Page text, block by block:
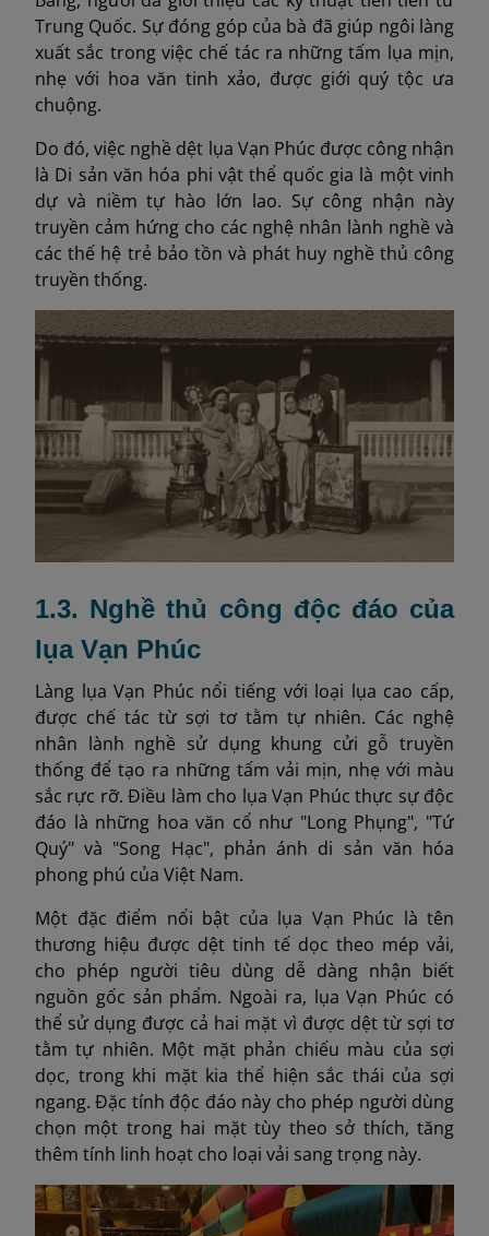
Trung Quốc. Sự đóng góp của bà đã giúp ngôi làng
xuất sắc trong việc chế tác ra những tấm lụa mịn,
nhẹ với hoa văn tinh xảo, được giới quý tộc ưa
chuộng.
Do đó, việc nghề dệt lụa Vạn Phúc được công nhận
là Di sản văn hóa phi vật thể quốc gia là một vinh
dự và niềm tự hào lớn lao. Sự công nhận này
truyền cảm hứng cho các nghệ nhân lành nghề và
các thế hệ trẻ bảo tồn và phát huy nghề thủ công
truyền thống.
1.3. Nghề thủ công độc đáo của
lụa Vạn Phúc
Làng lụa Vạn Phúc nổi tiếng với loại lụa cao cấp,
được chế tác từ sợi tơ tằm tự nhiên. Các nghệ
nhân lành nghề sử dụng khung cửi gỗ truyền
thống để tạo ra những tấm vải mịn, nhẹ với màu
sắc rực rỡ. Điều làm cho lụa Vạn Phúc thực sự độc
đáo là những hoa văn cổ như "Long Phụng", "Tứ
Quý" và "Song Hạc", phản ánh di sản văn hóa
phong phú của Việt Nam.
Một đặc điểm nổi bật của lụa Vạn Phúc là tên
thương hiệu được dệt tinh tế dọc theo mép vải,
cho phép người tiêu dùng dễ dàng nhận biết
nguồn gốc sản phẩm. Ngoài ra, lụa Vạn Phúc có
thể sử dụng được cả hai mặt vì được dệt từ sợi tơ
tằm tự nhiên. Một mặt phản chiếu màu của sợi
dọc, trong khi mặt kia thể hiện sắc thái của sợi
ngang. Đặc tính độc đáo này cho phép người dùng
chọn một trong hai mặt tùy theo sở thích, tăng
thêm tính linh hoạt cho loại vải sang trọng này.